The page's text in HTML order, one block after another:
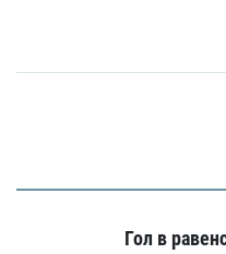
Гол в